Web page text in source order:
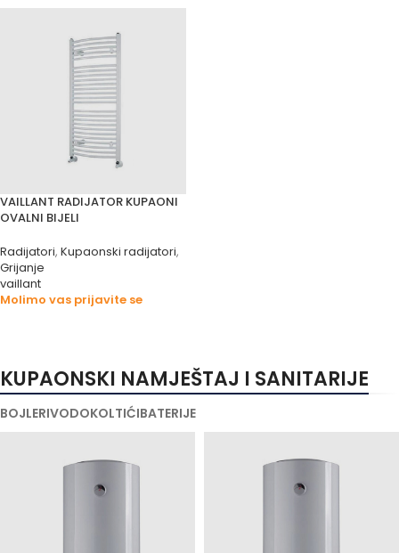
VAILLANT RADIJATOR KUPAONI
OVALNI BIJELI
Radijatori, Kupaonski radijatori,
Grijanje
vaillant
Molimo vas prijavite se
KUPAONSKI NAMJEŠTAJ I SANITARIJE
BOJLERIVODOKOLTIĆIBATERIJE